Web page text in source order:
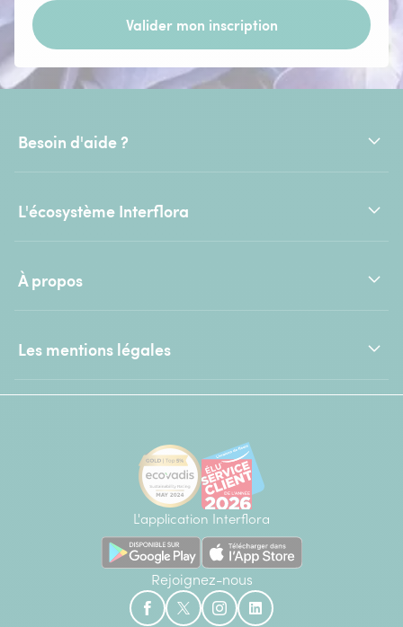
Valider mon inscription
Besoin d'aide ?
L'écosystème Interflora
À propos
Les mentions légales
L'application Interflora
Rejoignez-nous